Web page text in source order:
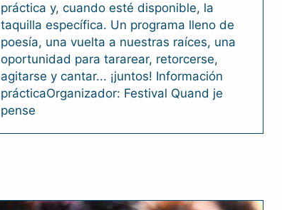
práctica y, cuando esté disponible, la
taquilla específica. Un programa lleno de
poesía, una vuelta a nuestras raíces, una
oportunidad para tararear, retorcerse,
agitarse y cantar... ¡juntos! Información
prácticaOrganizador: Festival Quand je
pense